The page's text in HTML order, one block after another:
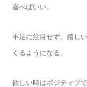
喜べばいい。
不足に注目せず、嬉し
くるようになる。
欲しい時はポジティブ